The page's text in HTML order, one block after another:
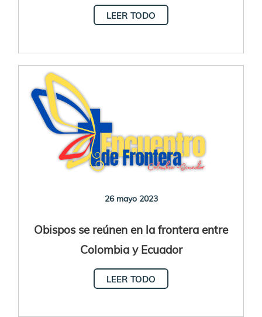
Centroamérica y el Caribe se reúnen en
El Salvador
LEER TODO
26 mayo 2023
Obispos se reúnen en la frontera entre
Colombia y Ecuador
LEER TODO